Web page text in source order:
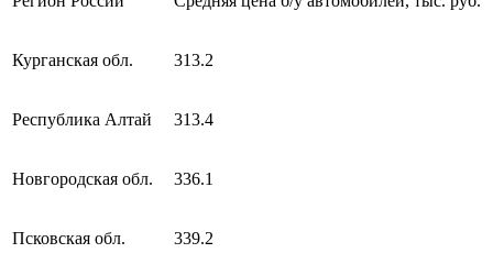
Курганская обл. 313.2
Республика Алтай 313.4
Новгородская обл. 336.1
Псковская обл. 339.2